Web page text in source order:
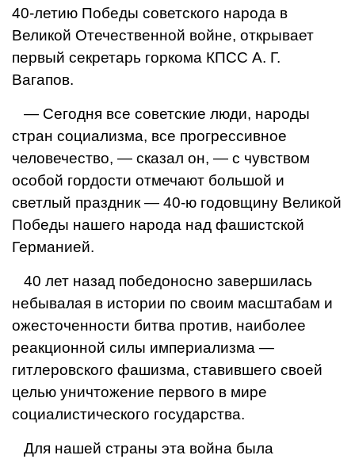
40-летию Победы советского народа в
Великой Отечественной войне, открывает
первый секретарь горкома КПСС А. Г.
Вагапов.
— Сегодня все советские люди, народы
стран социализма, все прогрессивное
человечество, — сказал он, — с чувством
особой гордости отмечают большой и
светлый праздник — 40-ю годовщину Великой
Победы нашего народа над фашистской
Германией.
40 лет назад победоносно завершилась
небывалая в истории по своим масштабам и
ожесточенности битва против, наиболее
реакционной силы империализма —
гитлеровского фашизма, ставившего своей
целью уничтожение первого в мире
социалистического государства.
Для нашей страны эта война была